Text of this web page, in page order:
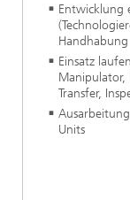
Entwicklung
Einsatz
Transfer,
Units